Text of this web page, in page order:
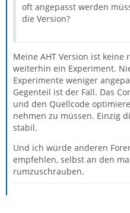
oft angepasst werden
die Version?
Meine AHT Version ist keine
weiterhin ein Experiment.
Experimente weniger
Gegenteil ist der Fall. Das
und den Quellcode
nehmen zu müssen. Einzig
stabil.
Und ich würde anderen
empfehlen, selbst an den
rumzuschrauben.